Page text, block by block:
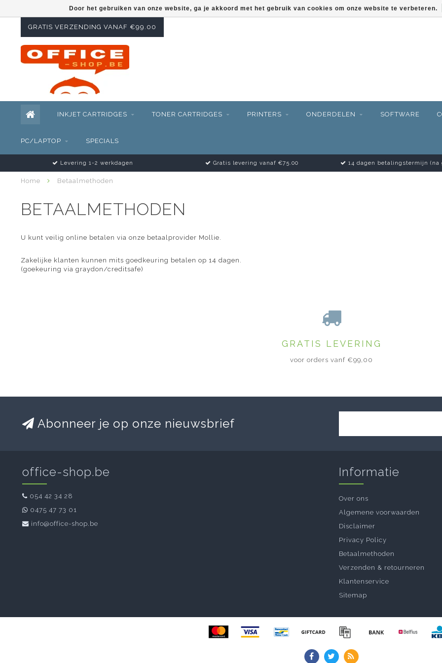
GRATIS VERZENDING VANAF €99.00
INKJET CARTRIDGES TONER CARTRIDGES PRINTERS ONDERDELEN SOFTWARE
PC/LAPTOP SPECIALS
Levering 1-2 werkdagen Gratis levering vanaf €75.00 14 dagen betalingstermijn (na
Home Betaalmethoden
BETAALMETHODEN
U kunt veilig online betalen via onze betaalprovider Mollie.
Zakelijke klanten kunnen mits goedkeuring betalen op 14 dagen.
(goekeuring via graydon/creditsafe)
Door het gebruiken van onze website, ga je akkoord met het gebruik van cookies om onze website te verbeteren.
GRATIS LEVERING
voor orders vanf €99,00
Abonneer je op onze nieuwsbrief
office-shop.be
054 42 34 28
0475 47 73 01
info@office-shop.be
Informatie
Over ons
Algemene voorwaarden
Disclaimer
Privacy Policy
Betaalmethoden
Verzenden & retourneren
Klantenservice
Sitemap